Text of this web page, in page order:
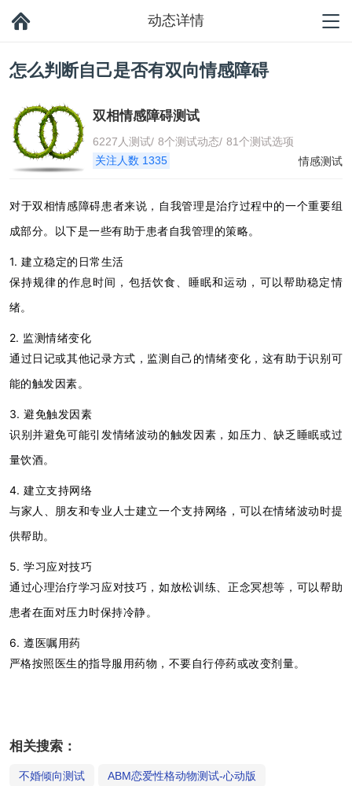
动态详情
怎么判断自己是否有双向情感障碍
双相情感障碍测试
6227人测试/ 8个测试动态/ 81个测试选项
关注人数 1335
情感测试
对于双相情感障碍患者来说，自我管理是治疗过程中的一个重要组
成部分。以下是一些有助于患者自我管理的策略。
1. 建立稳定的日常生活
保持规律的作息时间，包括饮食、睡眠和运动，可以帮助稳定情
绪。
2. 监测情绪变化
通过日记或其他记录方式，监测自己的情绪变化，这有助于识别可
能的触发因素。
3. 避免触发因素
识别并避免可能引发情绪波动的触发因素，如压力、缺乏睡眠或过
量饮酒。
4. 建立支持网络
与家人、朋友和专业人士建立一个支持网络，可以在情绪波动时提
供帮助。
5. 学习应对技巧
通过心理治疗学习应对技巧，如放松训练、正念冥想等，可以帮助
患者在面对压力时保持冷静。
6. 遵医嘱用药
严格按照医生的指导服用药物，不要自行停药或改变剂量。
相关搜索：
不婚倾向测试 ABM恋爱性格动物测试-心动版